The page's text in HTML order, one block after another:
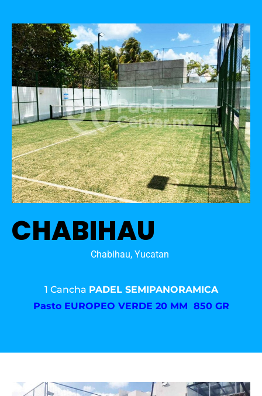
CHABIHAU
Chabihau, Yucatan
1 Cancha PADEL SEMIPANORAMICA
Pasto EUROPEO VERDE 20 MM 850 GR